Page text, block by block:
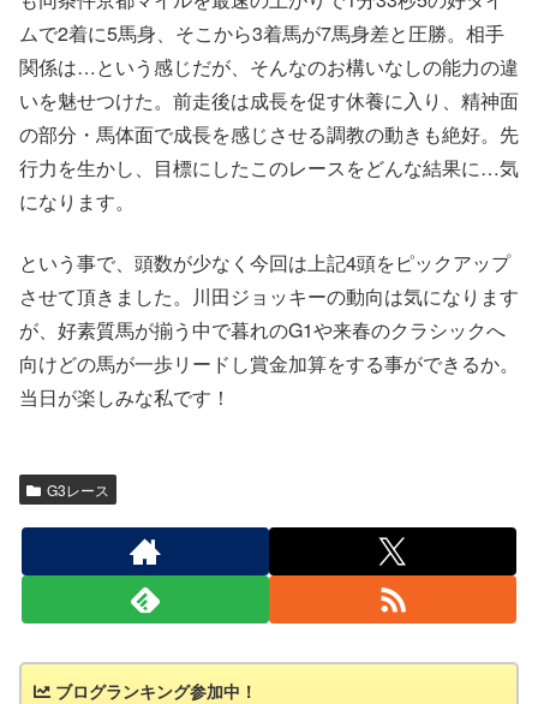
ムで2着に5馬身、そこから3着馬が7馬身差と圧勝。相手
関係は…という感じだが、そんなのお構いなしの能力の違
いを魅せつけた。前走後は成長を促す休養に入り、精神面
の部分・馬体面で成長を感じさせる調教の動きも絶好。先
行力を生かし、目標にしたこのレースをどんな結果に…気
になります。
という事で、頭数が少なく今回は上記4頭をピックアップ
させて頂きました。川田ジョッキーの動向は気になります
が、好素質馬が揃う中で暮れのG1や来春のクラシックへ
向けどの馬が一歩リードし賞金加算をする事ができるか。
当日が楽しみな私です！
G3レース
ブログランキング参加中！